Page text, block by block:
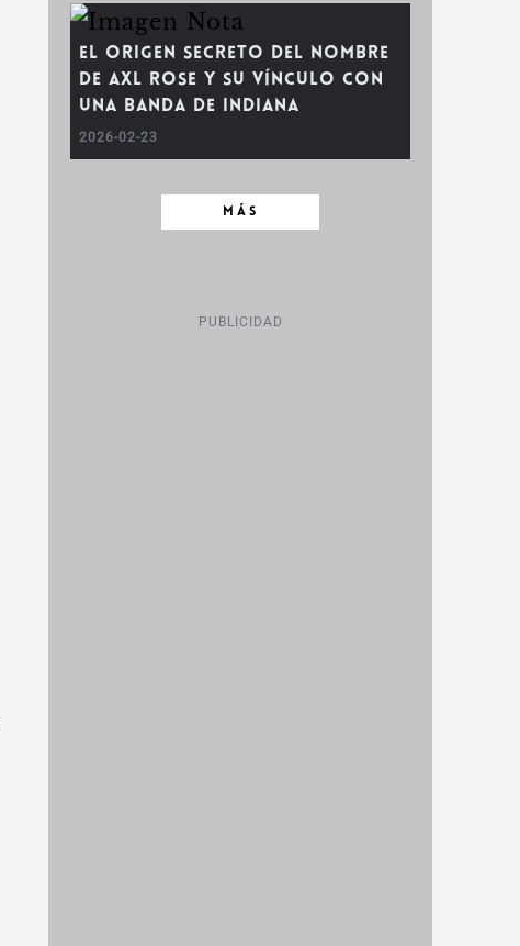
El origen secreto del nombre
de Axl Rose y su vínculo con
una banda de Indiana
2026-02-23
MÁS
PUBLICIDAD